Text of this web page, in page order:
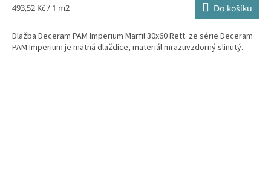
Měrná
493,52 Kč / 1 m2 Do košíku
Dlažba Deceram PAM Imperium Marfil 30x60 Rett. ze série Deceram
PAM Imperium je matná dlaždice, materiál mrazuvzdorný slinutý.